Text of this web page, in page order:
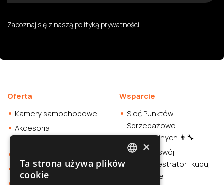
Zapoznaj się z naszą polityką prywatności
Oferta
Kamery samochodowe
Akcesoria
Stacja zasilania
Wsparcie
Sieć Punktów
Sprzedażowo –
Instalacyjnych 👨‍🔧
Sprawdź swój
wideorejestrator i kupuj
rozważnie
×
Ta strona używa plików
cookie